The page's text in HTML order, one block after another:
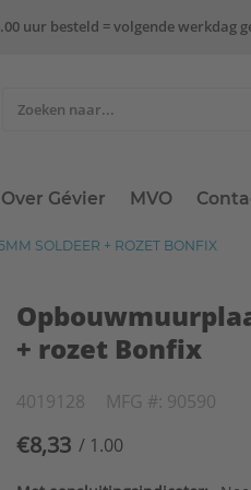
uur besteld = volgende werkdag
Over Gévier MVO
SOLDEER + ROZET BONFIX
+ rozet Bonfix
4019128 MFG #: 90590
€8,33 / 1.00